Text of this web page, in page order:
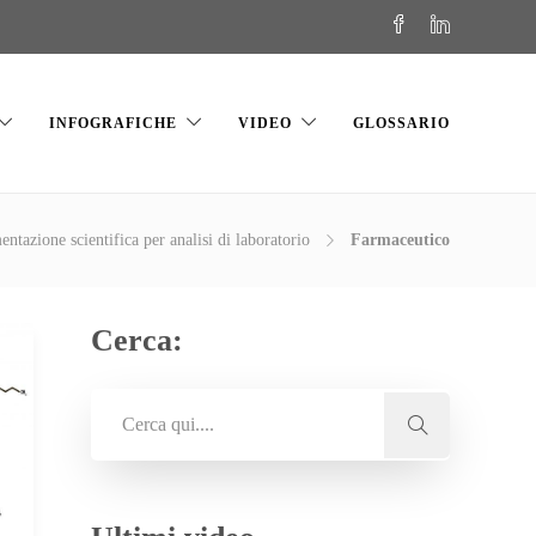
INFOGRAFICHE VIDEO GLOSSARIO
scientifica per analisi di laboratorio Farmaceutico
Cerca: